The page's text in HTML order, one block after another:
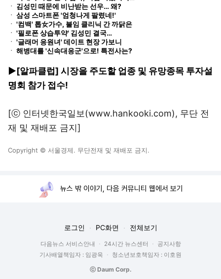
ㆍ 김성민 때문에 비난받는 선우… 왜?
ㆍ 삼성 스마트폰 '엄청나게 팔렸네!'
ㆍ '컴백' 톱女가수, 불임 클리닉 간 까닭은
ㆍ '필로폰 상습투약' 김성민 결국…
ㆍ '글래머 응원녀' 데이트 현장 가보니
ㆍ 해병대를 '신속대응군'으로! 특전사는?
▶[알파클럽] 시장을 주도할 업종 및 유망종목 투자설
명회 참가 접수!
[ⓒ 인터넷한국일보(www.hankooki.com), 무단 전
재 및 재배포 금지]
Copyright © 서울경제. 무단전재 및 재배포 금지.
뉴스 밖 이야기, 다음 커뮤니티 웹에서 보기
로그인 PC화면 전체보기
다음뉴스 서비스안내 24시간 뉴스센터
공지사항
기사배열책임자 : 임광욱
청소년보호책임자 : 이호원
ⓒ Daum Corp.